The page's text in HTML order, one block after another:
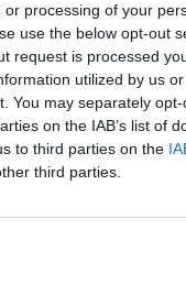
processing of your
use the below opt-out
request is processed
utilized by us
You may separately
on the IAB’s list of
to third parties on the
third parties.
mai lung și aspru
de astăzi, 23
se
teologi drept cea
intensă,